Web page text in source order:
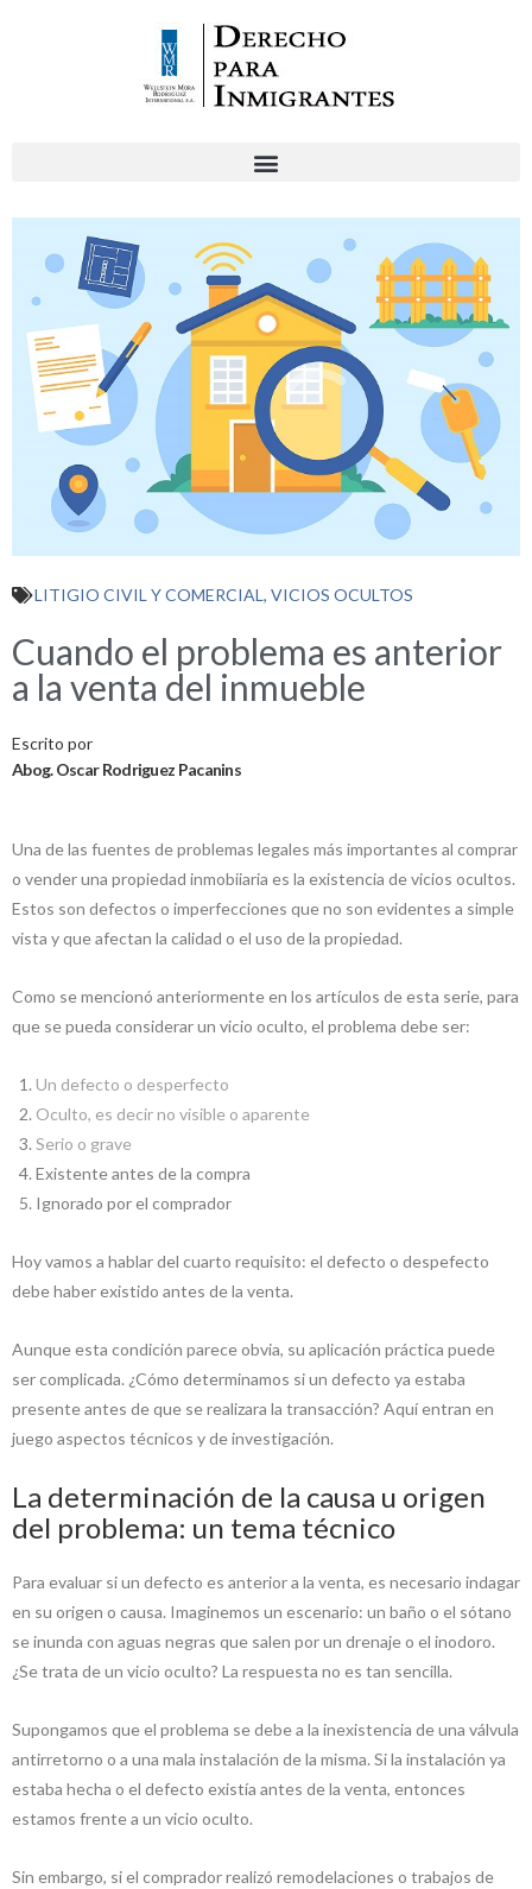
LITIGIO CIVIL Y COMERCIAL , VICIOS OCULTOS
Cuando el problema es anterior
a la venta del inmueble
Escrito por
Abog. Oscar Rodriguez Pacanins
Una de las fuentes de problemas legales más importantes al comprar
o vender una propiedad inmobiiaria es la existencia de vicios ocultos.
Estos son defectos o imperfecciones que no son evidentes a simple
vista y que afectan la calidad o el uso de la propiedad.
Como se mencionó anteriormente en los artículos de esta serie, para
que se pueda considerar un vicio oculto, el problema debe ser:
Un defecto o desperfecto
Oculto, es decir no visible o aparente
Serio o grave
Existente antes de la compra
Ignorado por el comprador
Hoy vamos a hablar del cuarto requisito: el defecto o despefecto
debe haber existido antes de la venta.
Aunque esta condición parece obvia, su aplicación práctica puede
ser complicada. ¿Cómo determinamos si un defecto ya estaba
presente antes de que se realizara la transacción? Aquí entran en
juego aspectos técnicos y de investigación.
La determinación de la causa u origen
del problema: un tema técnico
Para evaluar si un defecto es anterior a la venta, es necesario indagar
en su origen o causa. Imaginemos un escenario: un baño o el sótano
se inunda con aguas negras que salen por un drenaje o el inodoro.
¿Se trata de un vicio oculto? La respuesta no es tan sencilla.
Supongamos que el problema se debe a la inexistencia de una válvula
antirretorno o a una mala instalación de la misma. Si la instalación ya
estaba hecha o el defecto existía antes de la venta, entonces
estamos frente a un vicio oculto.
Sin embargo, si el comprador realizó remodelaciones o trabajos de